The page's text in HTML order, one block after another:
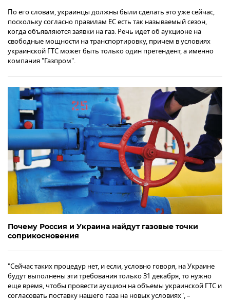
По его словам, украинцы должны были сделать это уже сейчас,
поскольку согласно правилам ЕС есть так называемый сезон,
когда объявляются заявки на газ. Речь идет об аукционе на
свободные мощности на транспортировку, причем в условиях
украинской ГТС может быть только один претендент, а именно
компания "Газпром".
Почему Россия и Украина найдут газовые точки
соприкосновения
"Сейчас таких процедур нет, и если, условно говоря, на Украине
будут выполнены эти требования только 31 декабря, то нужно
еще время, чтобы провести аукцион на объемы украинской ГТС и
согласовать поставку нашего газа на новых условиях", –